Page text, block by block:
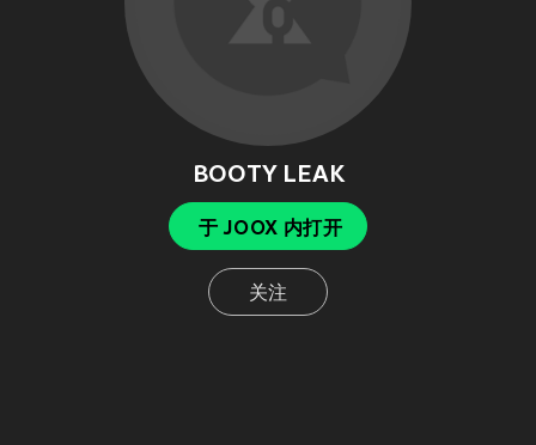
BOOTY LEAK
于 JOOX 内打开
关注